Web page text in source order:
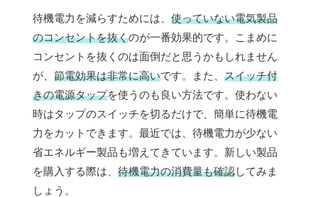
待機電力を減らすためには、 使っていない電気製品
のコンセントを抜くのが一番効果的です。こまめに
コンセントを抜くのは面倒だと思うかもしれません
が、 節電効果は非常に高いです。また、 スイッチ付
きの電源タップを使うのも良い方法です。使わない
時はタップのスイッチを切るだけで、簡単に待機電
力をカットできます。最近では、待機電力が少ない
省エネルギー製品も増えてきています。新しい製品
を購入する際は、 待機電力の消費量も確認してみま
しょう。